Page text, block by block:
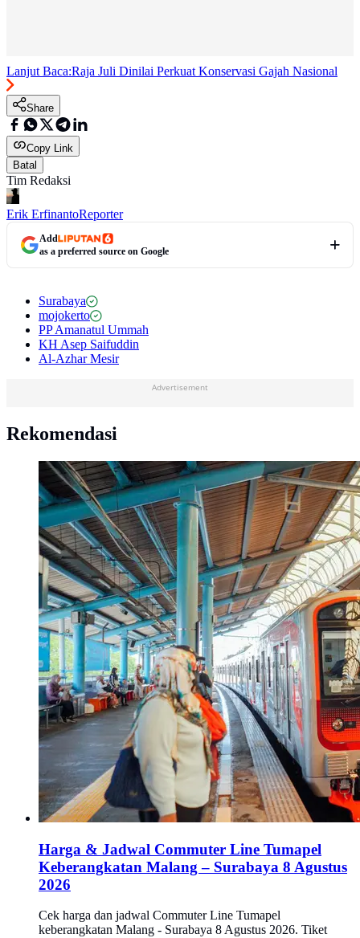
Lanjut Baca:Raja Juli Dinilai Perkuat Konservasi Gajah Nasional
Share
Copy Link
Batal
Tim Redaksi
Erik ErfinantoReporter
Add
as a preferred source on Google
Surabaya
mojokerto
PP Amanatul Ummah
KH Asep Saifuddin
Al-Azhar Mesir
Advertisement
Rekomendasi
Harga & Jadwal Commuter Line Tumapel
Keberangkatan Malang – Surabaya 8 Agustus
2026
Cek harga dan jadwal Commuter Line Tumapel
keberangkatan Malang - Surabaya 8 Agustus 2026. Tiket